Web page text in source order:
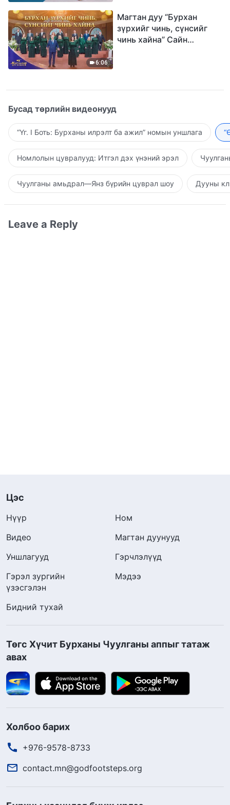
6:06
Магтан дуу “Бурхан
зүрхийг чинь, сүнсийг
чинь хайна” Сайн
Бусад төрлийн видеонууд
“Үг. I Боть: Бурханы илрэлт ба ажил” номын уншлага
Номлолын цувралууд: Итгэл дэх үнэний эрэл
Чуулганы амьдрал—Янз бүрийн цуврал шоу Дууны
Leave a Reply
Цэс
Нүүр
Ном
Видео
Магтан дуунууд
Уншлагууд
Гэрчлэлүүд
Гэрэл зургийн
үзэсгэлэн
Мэдээ
Бидний тухай
Төгс Хүчит Бурханы Чуулганы аппыг татаж
авах
Холбоо барих
+976-9578-8733
contact.mn@godfootsteps.org